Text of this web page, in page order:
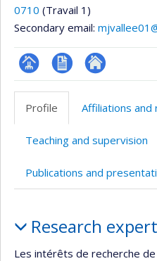
0710 (Travail 1)
Secondary email:
Page
professionnelle
CV
Autre
site
Profile Affiliations and
Teaching and supervision
Publications and
Research
Les intérêts de recherche